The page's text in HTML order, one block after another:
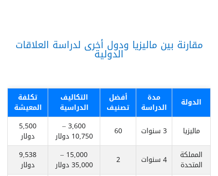
مقارنة بين ماليزيا ودول أخرى لدراسة العلاقات
الدولية
الدولة مدة
الدراسة
أفضل
تصنيف
التكاليف
الدراسية
تكلفة
المعيشة
ماليزيا
3 سنوات 60
3,600 –
10,750 دولار
5,500
دولار
المملكة
المتحدة 4 سنوات 2
15,000 –
35,000 دولار
9,538
دولار